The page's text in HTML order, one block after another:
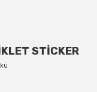
STİCKER